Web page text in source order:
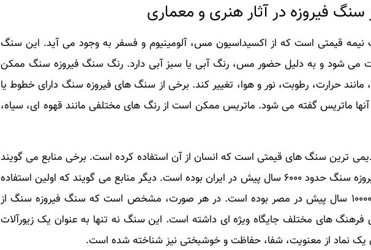
سنگ فیروزه در آثار هنری و معماری
قیمتی است که از اکسیداسیون مس، آلومینیوم و فسفر به وجود می آید. این سنگ
می شود و به دلیل حضور مس، رنگ آبی یا سبز آبی دارد. رنگ سنگ فیروزه سنگ ممکن
حرارت، رطوبت، نور و هوا، تغییر کند. برخی از سنگ های فیروزه سنگ دارای خطوط یا
ماتریس گفته می شود. ماتریس ممکن است از رنگ های مختلفی مانند قهوه ای، سیاه،
ترین سنگ های قیمتی است که انسان از آن استفاده کرده است. برخی منابع می گویند
که اولین استفاده از سنگ فیروزه سنگ حدود ۶۰۰۰ سال پیش در ایران بوده است. دیگر منابع می گویند که اولین استفاده
از سنگ فیروزه سنگ حدود ۱۰۰۰۰ سال پیش در مصر بوده است. در هر صورت، مشخص است که سنگ فیروزه سنگ از
فرهنگ های مختلف جایگاه ویژه ای داشته است. این سنگ نه تنها به عنوان یک زیورآلات
یک نماد از معنویت، شفا، حفاظت و خوشبختی نیز شناخته شده است.